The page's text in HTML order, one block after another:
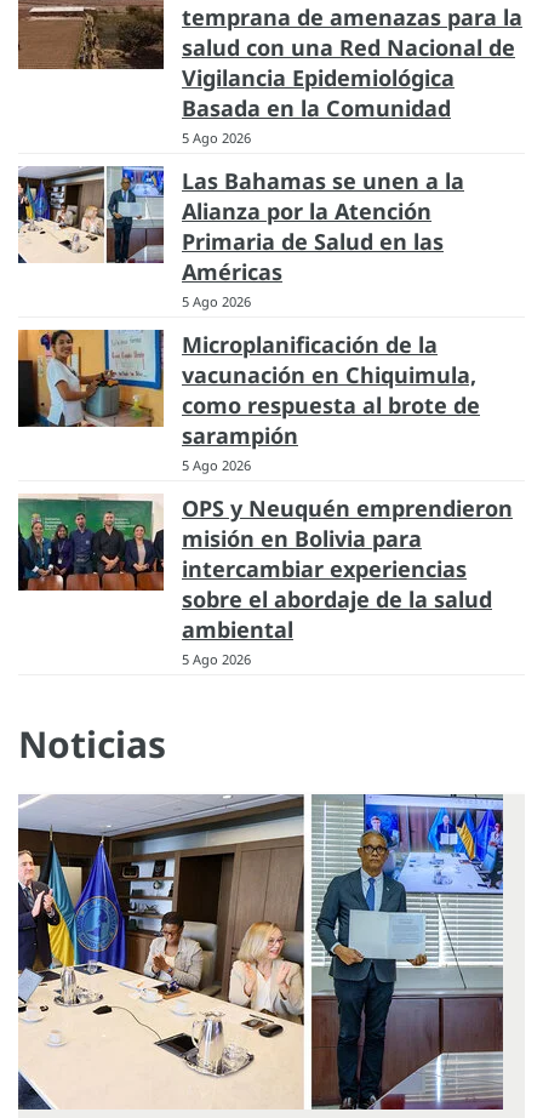
temprana de amenazas para la
salud con una Red Nacional de
Vigilancia Epidemiológica
Basada en la Comunidad
5 Ago 2026
Las Bahamas se unen a la
Alianza por la Atención
Primaria de Salud en las
Américas
5 Ago 2026
Microplanificación de la
vacunación en Chiquimula,
como respuesta al brote de
sarampión
5 Ago 2026
OPS y Neuquén emprendieron
misión en Bolivia para
intercambiar experiencias
sobre el abordaje de la salud
ambiental
5 Ago 2026
Noticias